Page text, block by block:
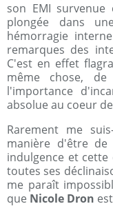
son EMI
plongée dans
hémorragie
remarques des
C'est en effet
même chose,
l'importance
absolue au coeur
Rarement me
manière d'être de
indulgence et
toutes ses
me paraît
que Nicole Dron